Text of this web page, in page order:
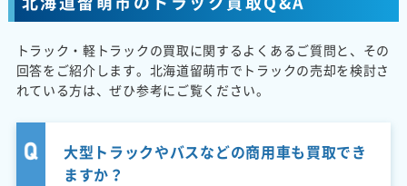
トラック・軽トラックの買取に関するよくあるご質問と、その
回答をご紹介します。北海道留萌市でトラックの売却を検討さ
れている方は、ぜひ参考にご覧ください。
大型トラックやバスなどの商用車も買取でき
ますか？